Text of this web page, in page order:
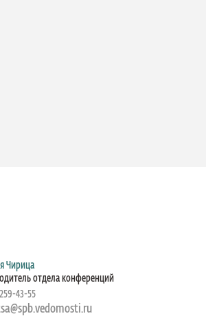
Чирица
отдела конференций
259-43-55